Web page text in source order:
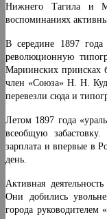
Нижнего Тагила и
воспоминаниях
В середине 1897
революционную
Мариинских приисках
член «Союза» Н. Н.
перевезли сюда и
Летом 1897 года
всеобщую
зарплата и впервые в
день.
Активная
Они добились
города руководителем